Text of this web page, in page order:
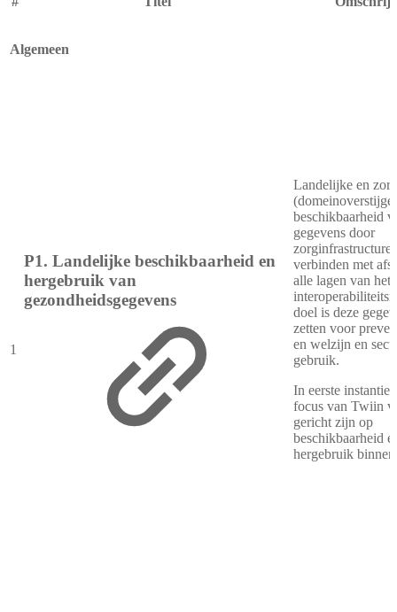
Algemeen
1
P1. Landelijke beschikbaarheid en
hergebruik van
gezondheidsgegevens
Landelijke en
beschikbaarheid
gegevens door
verbinden met
alle lagen van het
doel is deze
zetten voor
en welzijn en
gebruik.
In eerste instantie
focus van Twiin
gericht zijn op
beschikbaarheid
hergebruik